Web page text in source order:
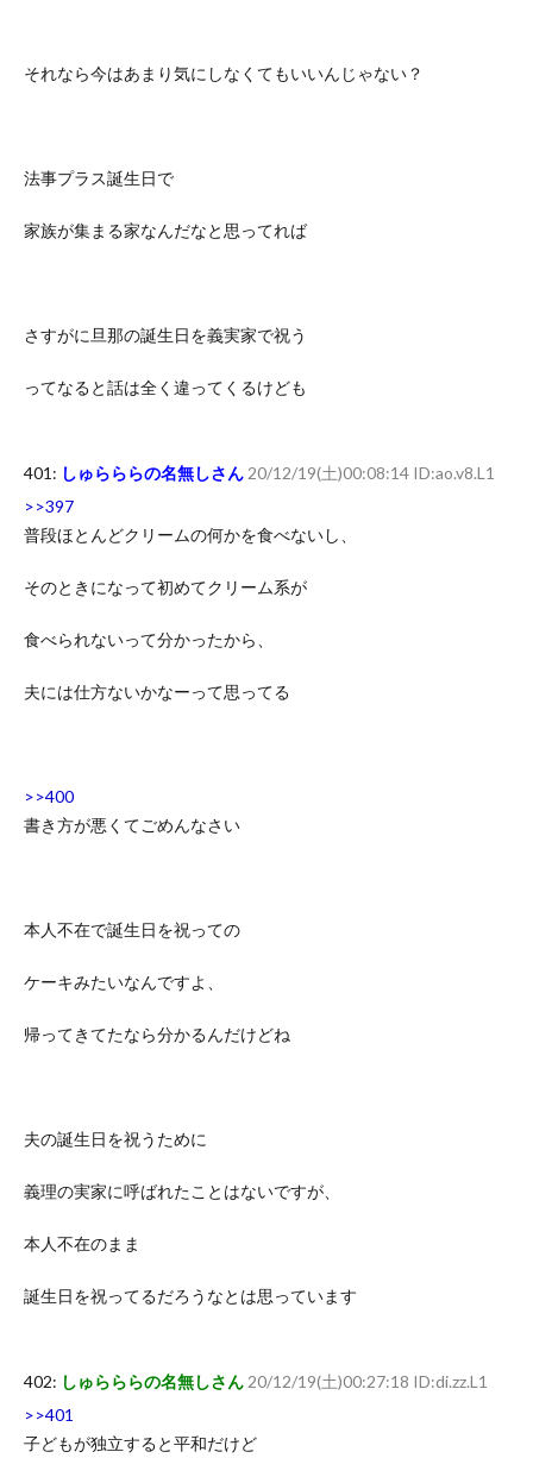
それなら今はあまり気にしなくてもいいんじゃない？
法事プラス誕生日で
家族が集まる家なんだなと思ってれば
さすがに旦那の誕生日を義実家で祝う
ってなると話は全く違ってくるけども
401: しゅらららの名無しさん 20/12/19(土)00:08:14 ID:ao.v8.L1
>>397
普段ほとんどクリームの何かを食べないし、
そのときになって初めてクリーム系が
食べられないって分かったから、
夫には仕方ないかなーって思ってる
>>400
書き方が悪くてごめんなさい
本人不在で誕生日を祝っての
ケーキみたいなんですよ、
帰ってきてたなら分かるんだけどね
夫の誕生日を祝うために
義理の実家に呼ばれたことはないですが、
本人不在のまま
誕生日を祝ってるだろうなとは思っています
402: しゅらららの名無しさん 20/12/19(土)00:27:18 ID:di.zz.L1
>>401
子どもが独立すると平和だけど